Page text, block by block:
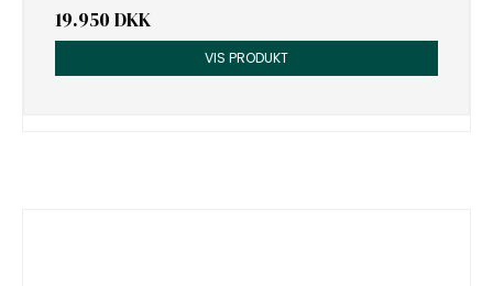
19.950 DKK
VIS PRODUKT